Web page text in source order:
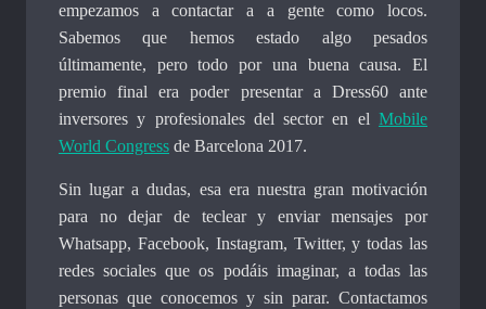
empezamos a contactar a a gente como locos.
Sabemos que hemos estado algo pesados
últimamente, pero todo por una buena causa. El
premio final era poder presentar a Dress60 ante
inversores y profesionales del sector en el Mobile
World Congress de Barcelona 2017.
Sin lugar a dudas, esa era nuestra gran motivación
para no dejar de teclear y enviar mensajes por
Whatsapp, Facebook, Instagram, Twitter, y todas las
redes sociales que os podáis imaginar, a todas las
personas que conocemos y sin parar. Contactamos